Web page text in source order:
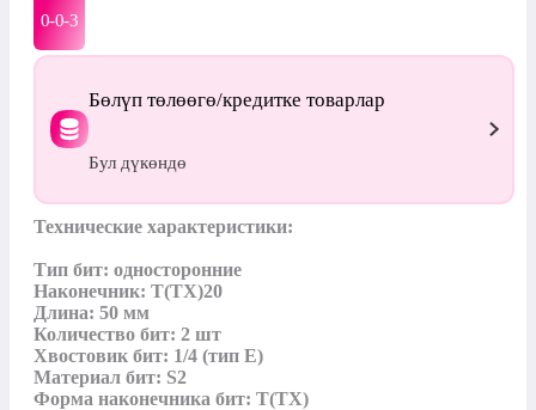
0-0-3
Бөлүп төлөөгө/кредитке товарлар
Бул дүкөндө
Технические характеристики:
Тип бит: односторонние
Наконечник: Т(ТХ)20
Длина: 50 мм
Количество бит: 2 шт
Хвостовик бит: 1/4 (тип Е)
Материал бит: S2
Форма наконечника бит: T(TX)